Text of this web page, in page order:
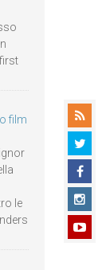
film
le